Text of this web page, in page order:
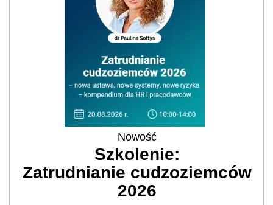
Nowość
Szkolenie:
Zatrudnianie cudzoziemców
2026